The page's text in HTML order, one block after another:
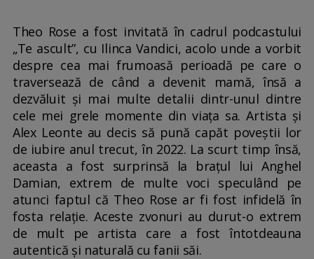
Theo Rose a fost invitată în cadrul podcastului
„Te ascult”, cu Ilinca Vandici, acolo unde a vorbit
despre cea mai frumoasă perioadă pe care o
traversează de când a devenit mamă, însă a
dezvăluit și mai multe detalii dintr-unul dintre
cele mei grele momente din viața sa. Artista și
Alex Leonte au decis să pună capăt poveștii lor
de iubire anul trecut, în 2022. La scurt timp însă,
aceasta a fost surprinsă la brațul lui Anghel
Damian, extrem de multe voci speculând pe
atunci faptul că Theo Rose ar fi fost infidelă în
fosta relație. Aceste zvonuri au durut-o extrem
de mult pe artista care a fost întotdeauna
autentică și naturală cu fanii săi.